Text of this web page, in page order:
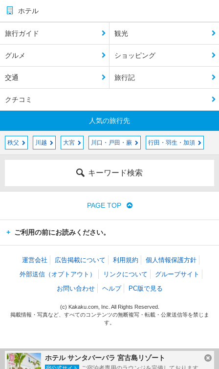
ホテル サンタバーバラ 宮古島リゾート
ホテル
旅行ガイド 観光
グルメ ショッピング
交通 旅行記
クチコミ
人気の旅行先
秩父 川越 大宮 川口・戸田・蕨 行田・羽生・加須
キーワード検索
PAGE TOP
ご利用の前にお読みください。
運営会社 広告掲載について 利用規約
個人情報保護方針
外部送信（オプトアウト）
リンクについて
グループサイト
お問い合わせ
ヘルプ PC版で見る
(c) Kakaku.com, Inc. All Rights Reserved.
掲載情報・写真など、すべてのコンテンツの無断複写・転載・公衆送信等を禁じま
す。